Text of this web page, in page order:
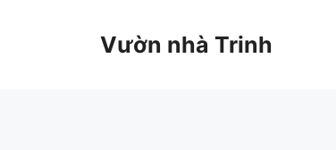
Vườn nhà Trinh